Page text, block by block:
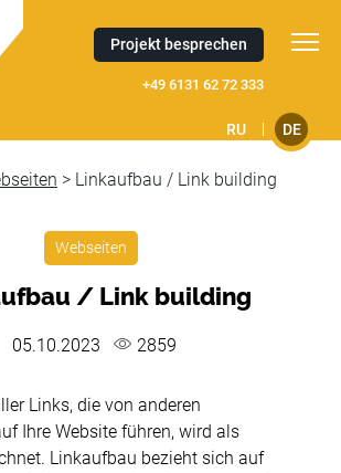
Projekt besprechen
+49 6131 62 72 333
RU DE
> Linkaufbau / Link building
Webseiten
/ Link building
05.10.2023 2859
Links, die von anderen
Ihre Website führen, wird als
Linkaufbau bezieht sich auf